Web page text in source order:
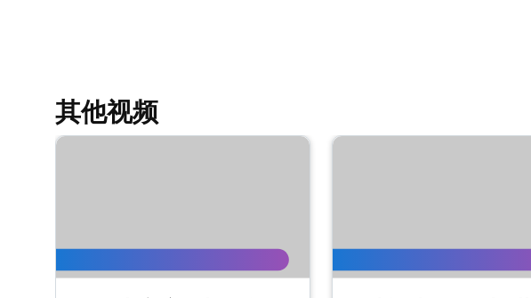
第 12 课（共 23 课）
第 14 课（共 23 课）
在建站神器+营销中将视频用作我的封面媒体
其他视频